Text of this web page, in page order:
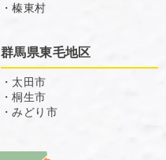
・榛東村
群馬県東毛地区
・太田市
・桐生市
・みどり市